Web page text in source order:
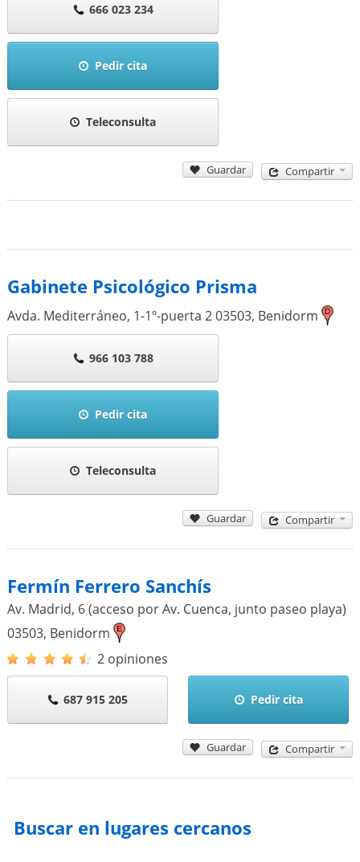
666 023 234
Pedir cita
Teleconsulta
Guardar Compartir
Gabinete Psicológico Prisma
Avda. Mediterráneo, 1-1º-puerta 203503, Benidorm
966 103 788
Pedir cita
Teleconsulta
Guardar Compartir
Fermín Ferrero Sanchís
Av. Madrid, 6 (acceso por Av. Cuenca, junto paseo playa)
03503, Benidorm
2 opiniones
687 915 205 Pedir cita
Guardar Compartir
Buscar en lugares cercanos